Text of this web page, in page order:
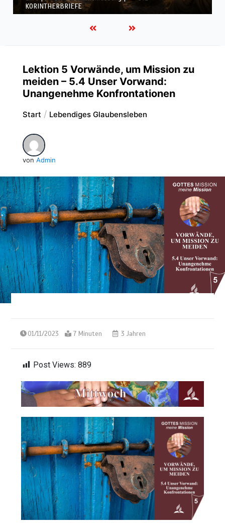
KORINTHERBRIEFE
Lektion 5 Vorwände, um Mission zu
meiden – 5.4 Unser Vorwand:
Unangenehme Konfrontationen
Start Lebendiges Glaubensleben
von Admin
01/11/2023 7 Minuten 3 Jahren
Post Views: 889